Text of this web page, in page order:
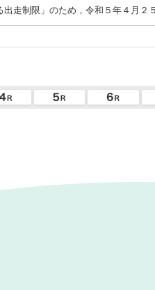
走制限」のため，令和５年４月２